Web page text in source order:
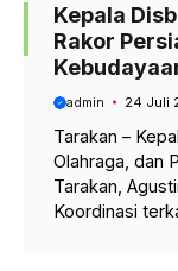
Kepala
Rakor
admin 24 Juli
Tarakan –
Olahraga, dan
Tarakan,
Koordinasi